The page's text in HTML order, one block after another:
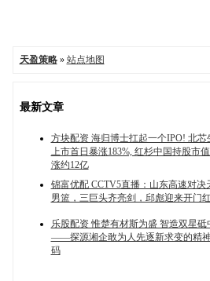
天盈策略» 站点地图
最新文章
方块配资 海归博士扛起一个IPO! 北芯
上市首日暴涨183%, 红杉中国持股市
涨约12亿
锦富优配 CCTV5直播：山东高速对决
男篮，三巨头齐亮剑，邱彪迎来开门红
乐股配资 惟楚有材斯为盛 智造双星砥
——探源湘企敢为人先逐新求变的精
码